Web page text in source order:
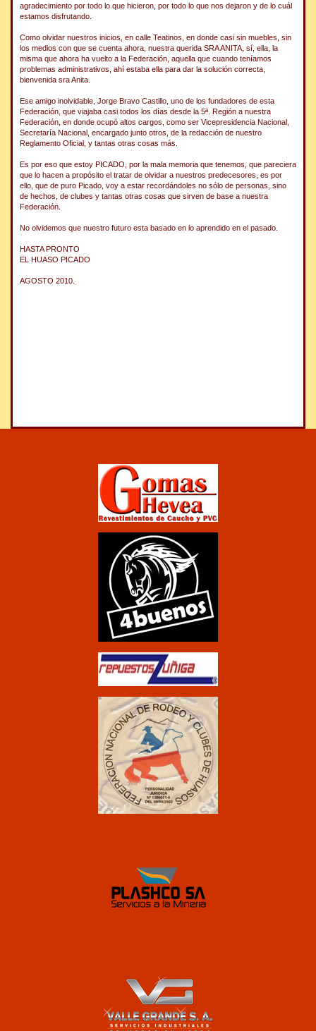
agradecimiento por todo lo que hicieron, por todo lo que nos dejaron y de lo cuál
estamos disfrutando.
Como olvidar nuestros inicios, en calle Teatinos, en donde casi sin muebles, sin
los medios con que se cuenta ahora, nuestra querida SRA ANITA, sí, ella, la
misma que ahora ha vuelto a la Federación, aquella que cuando teníamos
problemas administrativos, ahí estaba ella para dar la solución correcta,
bienvenida sra Anita.
Ese amigo inolvidable, Jorge Bravo Castillo, uno de los fundadores de esta
Federación, que viajaba casi todos los días desde la 5ª. Región a nuestra
Federación, en donde ocupó altos cargos, como ser Vicepresidencia Nacional,
Secretaría Nacional, encargado junto otros, de la redacción de nuestro
Reglamento Oficial, y tantas otras cosas más.
Es por eso que estoy PICADO, por la mala memoria que tenemos, que pareciera
que lo hacen a propósito el tratar de olvidar a nuestros predecesores, es por
ello, que de puro Picado, voy a estar recordándoles no sólo de personas, sino
de hechos, de clubes y tantas otras cosas que sirven de base a nuestra
Federación.
No olvidemos que nuestro futuro esta basado en lo aprendido en el pasado.
HASTA PRONTO
EL HUASO PICADO
AGOSTO 2010.